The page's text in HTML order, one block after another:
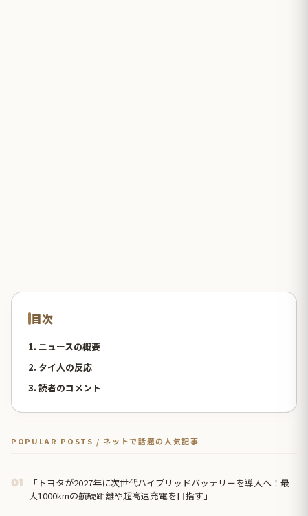
目次
1. ニュースの概要
2. タイ人の反応
3. 読者のコメント
POPULAR POSTS / ネットで話題の人気記事
01
「トヨタが2027年に次世代ハイブリッドバッテリーを導入へ！最
大1000kmの航続距離や超高速充電を目指す」